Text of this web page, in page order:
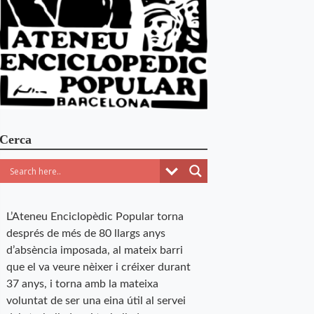
L’Ateneu Enciclopèdic Popular torna
després de més de 80 llargs anys
d’absència imposada, al mateix barri
que el va veure nèixer i créixer durant
37 anys, i torna amb la mateixa
voluntat de ser una eina útil al servei